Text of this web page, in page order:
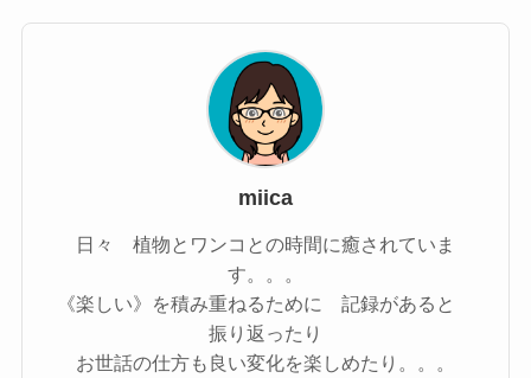
miica
日々 植物とワンコとの時間に癒されていま
す。。。
《楽しい》を積み重ねるために 記録があると
振り返ったり
お世話の仕方も良い変化を楽しめたり。。。